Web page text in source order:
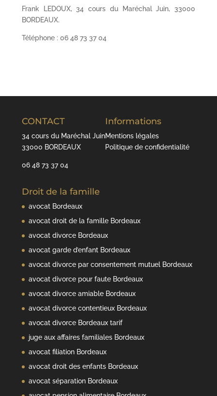
Frank LEDOUX, 34 cours du Maréchal Juin, 33000
BORDEAUX.
Téléphone : 06 48 73 37 04
CONTACT
34 cours du Maréchal Juin
33000 BORDEAUX
06 48 73 37 04
Informations
Mentions légales
Politique de confidentialité
Droit de la famille
avocat Bordeaux
avocat droit de la famille Bordeaux
avocat divorce Bordeaux
avocat garde d’enfant Bordeaux
avocat divorce par consentement mutuel Bordeaux
avocat divorce pour faute Bordeaux
avocat divorce amiable Bordeaux
avocat divorce contentieux Bordeaux
avocat divorce Bordeaux tarif
juge aux affaires familiales Bordeaux
avocat filiation Bordeaux
avocat droit des enfants Bordeaux
avocat séparation Bordeaux